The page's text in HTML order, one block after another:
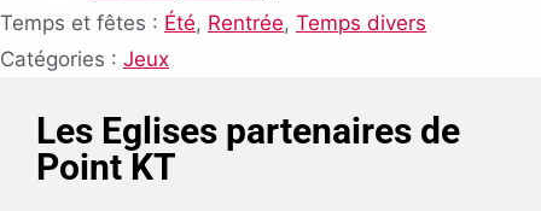
Temps et fêtes : Été, Rentrée, Temps divers
Catégories : Jeux
Les Eglises partenaires de
Point KT